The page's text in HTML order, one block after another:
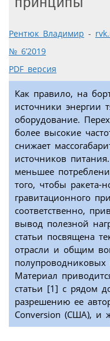
Рентюк Владимир -
№ 6’2019
PDF версия
Как правило, на
источники энергии
оборудование.
более высокие
снижает
источников
меньшее
того, чтобы ракета-
гравитационного
соответственно,
вывод полезной
статьи посвящена
отрасли и общим
Материал
статьи [1] с рядом
разрешению ее
Conversion (США), и